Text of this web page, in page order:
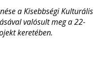
a Kisebbségi Kulturális
valósult meg a 22-
keretében.